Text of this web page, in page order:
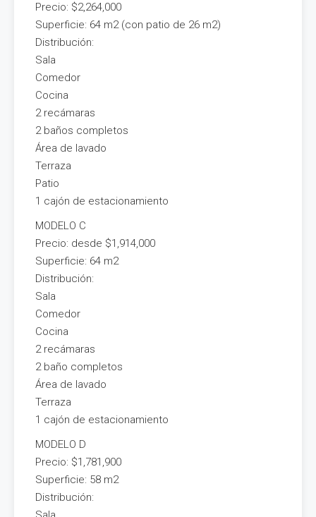
Precio: $2,264,000
Superficie: 64 m2 (con patio de 26 m2)
Distribución:
Sala
Comedor
Cocina
2 recámaras
2 baños completos
Área de lavado
Terraza
Patio
1 cajón de estacionamiento
MODELO C
Precio: desde $1,914,000
Superficie: 64 m2
Distribución:
Sala
Comedor
Cocina
2 recámaras
2 baño completos
Área de lavado
Terraza
1 cajón de estacionamiento
MODELO D
Precio: $1,781,900
Superficie: 58 m2
Distribución: